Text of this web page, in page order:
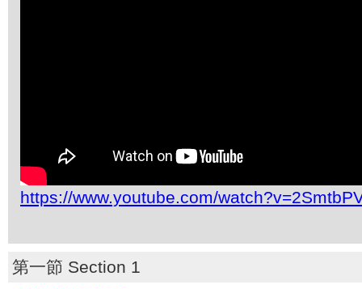
https://www.youtube.com/
第一節 Section 1